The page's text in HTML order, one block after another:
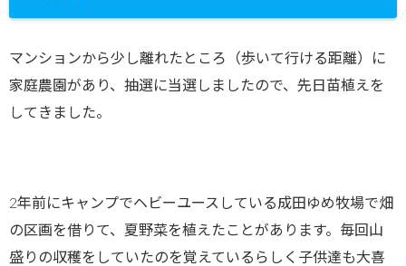
マンションから少し離れたところ（歩いて行ける距離）に
家庭農園があり、抽選に当選しましたので、先日苗植えを
してきました。
2年前にキャンプでヘビーユースしている成田ゆめ牧場で畑
の区画を借りて、夏野菜を植えたことがあります。毎回山
盛りの収穫をしていたのを覚えているらしく子供達も大喜